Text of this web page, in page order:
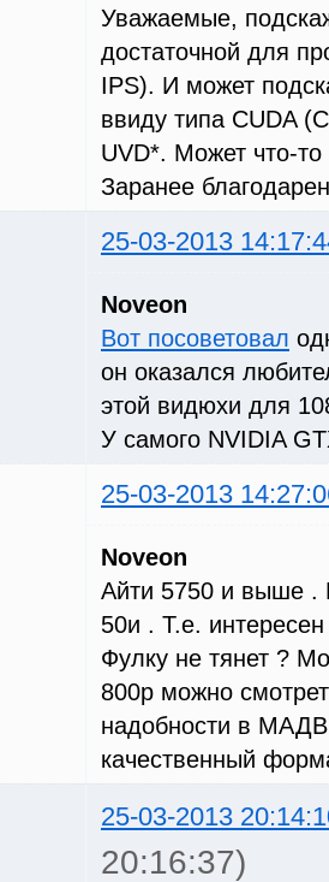
Уважаемые,
достаточной для
IPS). И может
ввиду типа CUDA
UVD*. Может что-то
Заранее
25-03-2013
Noveon
Вот посоветовал
он оказался
этой видюхи для
У самого NVIDIA
25-03-2013
Noveon
Айти 5750 и выше .
50и . Т.е.
Фулку не тянет ?
800р можно
надобности в
качественный
25-03-2013
20:16:37)